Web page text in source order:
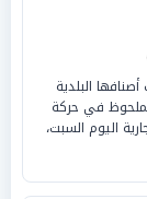
البلدية
في حركة
اليوم السبت،